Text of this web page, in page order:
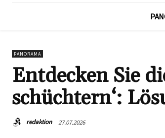
PANORAMA
Entdecken Sie
schüchtern‘:
redaktion 27.07.2026